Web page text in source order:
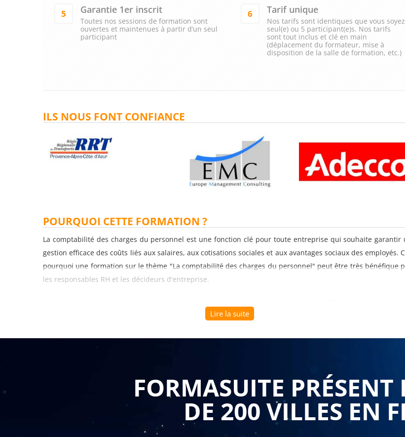
5 Garantie 1er inscrit
Toutes nos sessions de formation sont
ouvertes et maintenues à partir d’un seul
participant
6 Tarif unique
Nos tarifs sont identiques que vous soyez
seul(e) ou 5 participant(e)s. Nos tarifs
sont tout inclus et clé en main
(déplacement du formateur, mise à
disposition de la salle de formation, etc.)
ILS NOUS FONT CONFIANCE
POURQUOI CETTE FORMATION ?
La comptabilité des charges du personnel est une fonction clé pour toute entreprise qui souhaite garantir
gestion efficace des coûts liés aux salaires, aux cotisations sociales et aux avantages sociaux des employés.
pourquoi une formation sur le thème "La comptabilité des charges du personnel" peut être très bénéfique
les responsables RH et les décideurs d'entreprise.
personnel, telles que les cotisations sociales, les taxes sur les salaires et les avantages sociaux. Les
charges du personnel. Les participants apprendront à évaluer les coûts liés aux salaires, aux cotisations
et aux avantages sociaux, ainsi qu'à prévoir les dépenses en fonction des prévisions de croissance et
La formation sur la comptabilité des charges du personnel peut également aider les participants à
Lire la suite
FORMASUITE
DE 200 VILLES EN